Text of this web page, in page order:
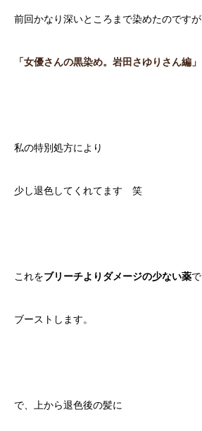
前回かなり深いところまで染めたのですが
「女優さんの黒染め。岩田さゆりさん編」
私の特別処方により
少し退色してくれてます 笑
これをブリーチよりダメージの少ない薬で
ブーストします。
で、上から退色後の髪に